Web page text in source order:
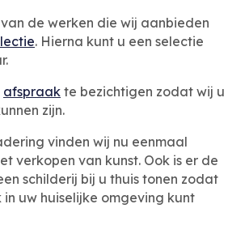
de werken die wij aanbieden
. Hierna kunt u een selectie
afspraak te bezichtigen zodat wij u
zijn.
vinden wij nu eenmaal
verkopen van kunst. Ook is er de
schilderij bij u thuis tonen zodat
uw huiselijke omgeving kunt